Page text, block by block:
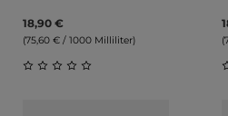
18,90 €
(75,60 € / 1000 Milliliter)